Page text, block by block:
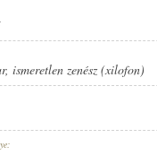
, ismeretlen zenész (xilofon)